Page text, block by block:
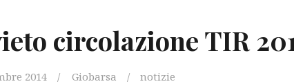
circolazione TIR
2014 Giobarsa notizie